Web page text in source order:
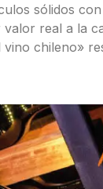
sólidos con
real a la
vino chileno»